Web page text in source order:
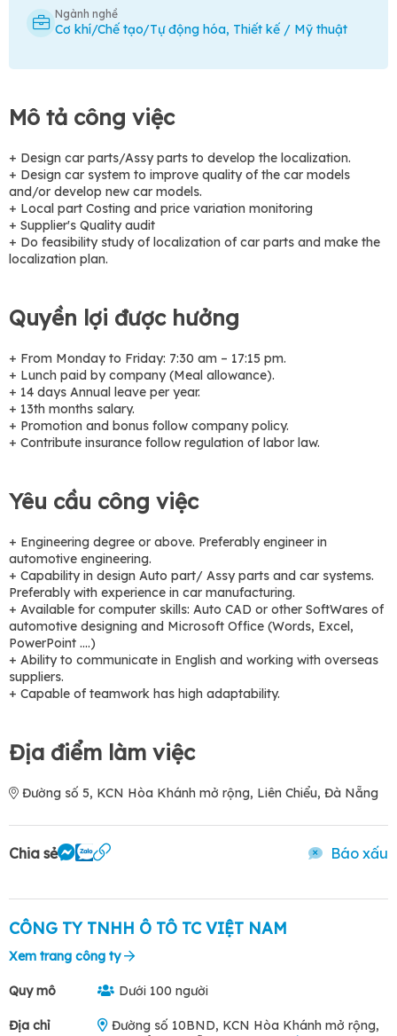
Ngành nghề
Cơ khí/Chế tạo/Tự động hóa, Thiết kế / Mỹ thuật
Mô tả công việc
+ Design car parts/Assy parts to develop the localization.
+ Design car system to improve quality of the car models
and/or develop new car models.
+ Local part Costing and price variation monitoring
+ Supplier's Quality audit
+ Do feasibility study of localization of car parts and make the
localization plan.
Quyền lợi được hưởng
+ From Monday to Friday: 7:30 am – 17:15 pm.
+ Lunch paid by company (Meal allowance).
+ 14 days Annual leave per year.
+ 13th months salary.
+ Promotion and bonus follow company policy.
+ Contribute insurance follow regulation of labor law.
Yêu cầu công việc
+ Engineering degree or above. Preferably engineer in
automotive engineering.
+ Capability in design Auto part/ Assy parts and car systems.
Preferably with experience in car manufacturing.
+ Available for computer skills: Auto CAD or other SoftWares of
automotive designing and Microsoft Office (Words, Excel,
PowerPoint ….)
+ Ability to communicate in English and working with overseas
suppliers.
+ Capable of teamwork has high adaptability.
Địa điểm làm việc
Đường số 5, KCN Hòa Khánh mở rộng, Liên Chiểu, Đà Nẵng
Chia sẻ Báo xấu
CÔNG TY TNHH Ô TÔ TC VIỆT NAM
Xem trang công ty
Quy mô Dưới 100 người
Địa chỉ
Đường số 10BND, KCN Hòa Khánh mở rộng,